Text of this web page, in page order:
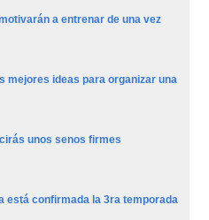
a entrenar de una vez
mejores ideas para organizar una
unos senos firmes
está confirmada la 3ra temporada